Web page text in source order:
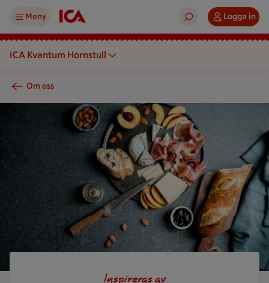
Meny Logga in
ICA Kvantum Hornstull
Om oss
Ett ostbräde med olika ostar, charkuterier, bröd, frukt och
Inspireras av